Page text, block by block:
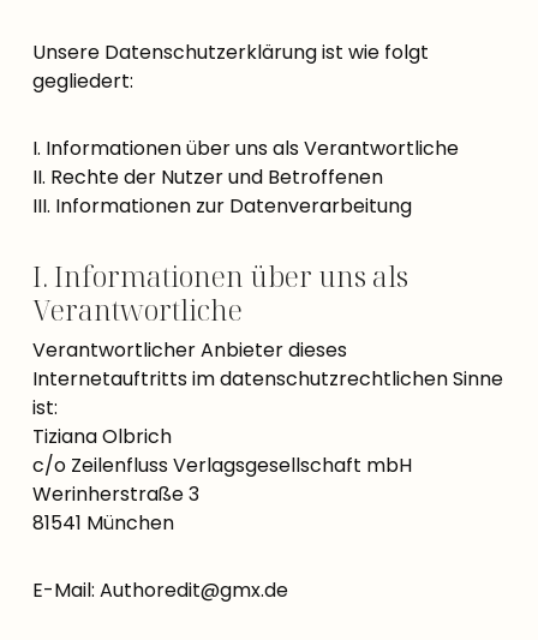
Unsere Datenschutzerklärung ist wie folgt
gegliedert:
I. Informationen über uns als Verantwortliche
II. Rechte der Nutzer und Betroffenen
III. Informationen zur Datenverarbeitung
I. Informationen über uns als
Verantwortliche
Verantwortlicher Anbieter dieses
Internetauftritts im datenschutzrechtlichen Sinne
ist:
Tiziana Olbrich
c/o Zeilenfluss Verlagsgesellschaft mbH
Werinherstraße 3
81541 München
E-Mail: Authoredit@gmx.de